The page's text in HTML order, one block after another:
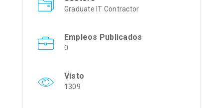
Graduate IT Contractor
Empleos Publicados
0
Visto
1309